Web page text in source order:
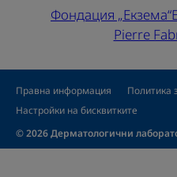
Фондация „Екзема“
Pierre
Правна информация
Политика
Настройки на бисквитките
© 2026 Дерматологични